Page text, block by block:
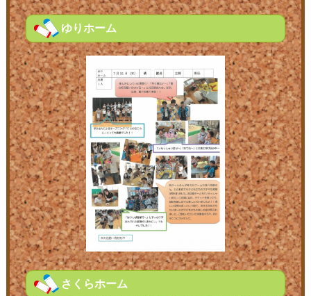
ゆりホーム
さくらホーム